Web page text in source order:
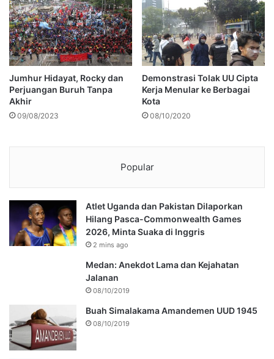
Jumhur Hidayat, Rocky dan
Perjuangan Buruh Tanpa
Akhir
09/08/2023
Demonstrasi Tolak UU Cipta
Kerja Menular ke Berbagai
Kota
08/10/2020
Popular
Atlet Uganda dan Pakistan Dilaporkan
Hilang Pasca-Commonwealth Games
2026, Minta Suaka di Inggris
2 mins ago
Medan: Anekdot Lama dan Kejahatan
Jalanan
08/10/2019
Buah Simalakama Amandemen UUD 1945
08/10/2019